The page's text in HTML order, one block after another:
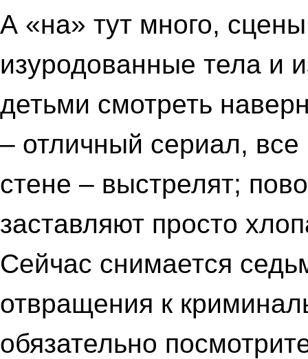
А «на» тут много,
изуродованные тела и
детьми смотреть
– отличный сериал,
стене – выстрелят;
заставляют просто
Сейчас снимается
отвращения к
обязательно